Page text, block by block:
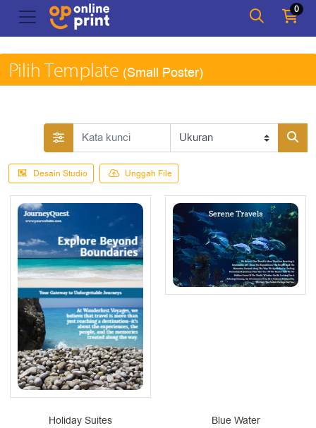
0
Pilih Template (Small Poster)
Desain Studio Unggah File
Holiday Suites Blue Water